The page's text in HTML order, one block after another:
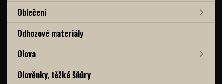
Oblečení
Odhozové materiály
Olova
Olověnky, těžké šňůry